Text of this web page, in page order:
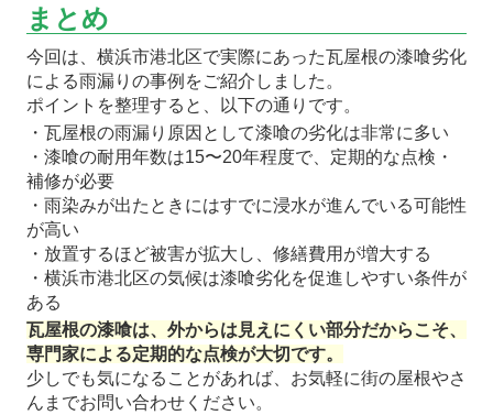
まとめ
今回は、横浜市港北区で実際にあった瓦屋根の漆喰劣化
による雨漏りの事例をご紹介しました。
ポイントを整理すると、以下の通りです。
・瓦屋根の雨漏り原因として漆喰の劣化は非常に多い
・漆喰の耐用年数は15〜20年程度で、定期的な点検・
補修が必要
・雨染みが出たときにはすでに浸水が進んでいる可能性
が高い
・放置するほど被害が拡大し、修繕費用が増大する
・横浜市港北区の気候は漆喰劣化を促進しやすい条件が
ある
瓦屋根の漆喰は、外からは見えにくい部分だからこそ、
専門家による定期的な点検が大切です。
少しでも気になることがあれば、お気軽に街の屋根やさ
んまでお問い合わせください。